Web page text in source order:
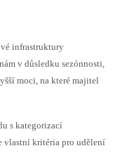
infrastruktury
v důsledku sezónnosti,
moci, na které majitel
s kategorizací
vlastní kritéria pro udělení